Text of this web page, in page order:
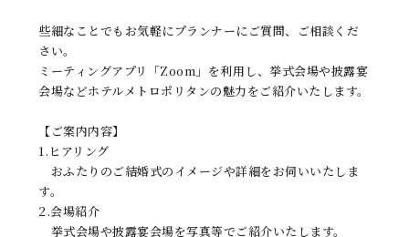
些細なことでもお気軽にプランナーにご質問、ご相談くだ
さい。
ミーティングアプリ「Zoom」を利用し、挙式会場や披露宴
会場などホテルメトロポリタンの魅力をご紹介いたします。
【ご案内内容】
1.ヒアリング
おふたりのご結婚式のイメージや詳細をお伺いいたしま
す。
2.会場紹介
挙式会場や披露宴会場を写真等でご紹介いたします。